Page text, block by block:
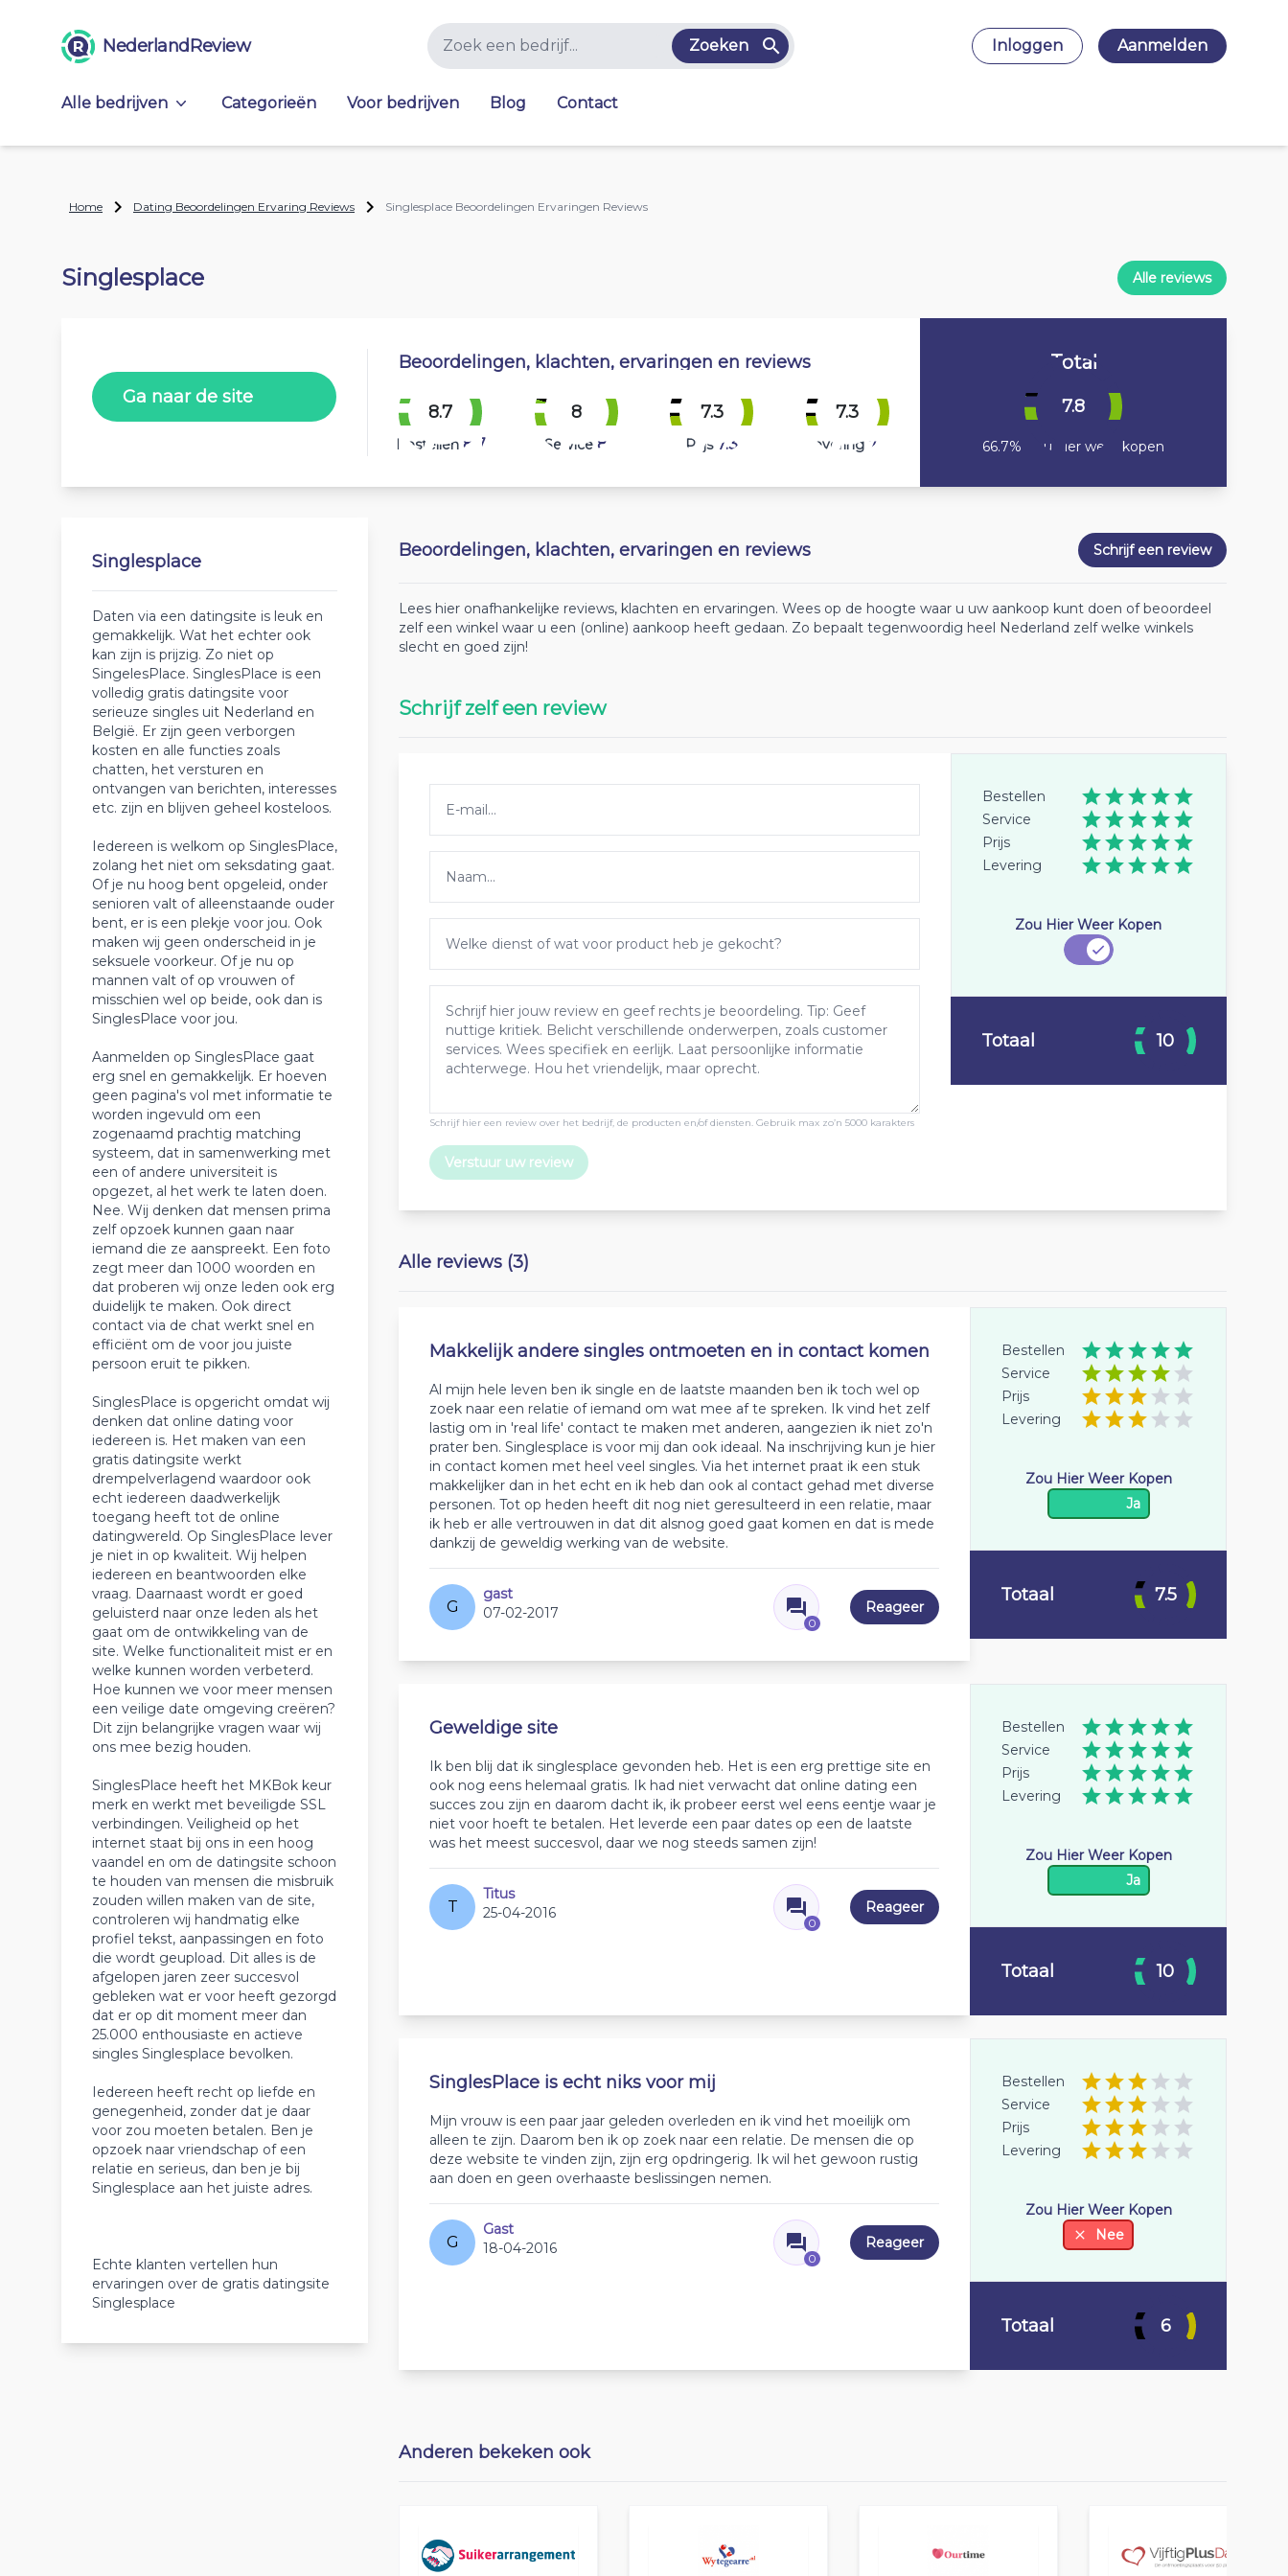
NederlandReview Zoeken Inloggen Aanmelden
Alle bedrijven Categorieën Voor bedrijven Blog Contact
Home Dating Beoordelingen Ervaring Reviews Singlesplace Beoordelingen Ervaringen Reviews
Singlesplace Alle reviews
Ga naar de site
Beoordelingen, klachten, ervaringen en reviews
8.7
Bestellen 8.7
8
Service 8
7.3
Prijs 7.3
7.3
Levering 7.3
Total
7.8
66.7% Zou hier weer kopen
Singlesplace
Daten via een datingsite is leuk en
gemakkelijk. Wat het echter ook
kan zijn is prijzig. Zo niet op
SingelesPlace. SinglesPlace is een
volledig gratis datingsite voor
serieuze singles uit Nederland en
België. Er zijn geen verborgen
kosten en alle functies zoals
chatten, het versturen en
ontvangen van berichten, interesses
etc. zijn en blijven geheel kosteloos.
Iedereen is welkom op SinglesPlace,
zolang het niet om seksdating gaat.
Of je nu hoog bent opgeleid, onder
senioren valt of alleenstaande ouder
bent, er is een plekje voor jou. Ook
maken wij geen onderscheid in je
seksuele voorkeur. Of je nu op
mannen valt of op vrouwen of
misschien wel op beide, ook dan is
SinglesPlace voor jou.
Aanmelden op SinglesPlace gaat
erg snel en gemakkelijk. Er hoeven
geen pagina's vol met informatie te
worden ingevuld om een
zogenaamd prachtig matching
systeem, dat in samenwerking met
een of andere universiteit is
opgezet, al het werk te laten doen.
Nee. Wij denken dat mensen prima
zelf opzoek kunnen gaan naar
iemand die ze aanspreekt. Een foto
zegt meer dan 1000 woorden en
dat proberen wij onze leden ook erg
duidelijk te maken. Ook direct
contact via de chat werkt snel en
efficiënt om de voor jou juiste
persoon eruit te pikken.
SinglesPlace is opgericht omdat wij
denken dat online dating voor
iedereen is. Het maken van een
gratis datingsite werkt
drempelverlagend waardoor ook
echt iedereen daadwerkelijk
toegang heeft tot de online
datingwereld. Op SinglesPlace lever
je niet in op kwaliteit. Wij helpen
iedereen en beantwoorden elke
vraag. Daarnaast wordt er goed
geluisterd naar onze leden als het
gaat om de ontwikkeling van de
site. Welke functionaliteit mist er en
welke kunnen worden verbeterd.
Hoe kunnen we voor meer mensen
een veilige date omgeving creëren?
Dit zijn belangrijke vragen waar wij
ons mee bezig houden.
SinglesPlace heeft het MKBok keur
merk en werkt met beveiligde SSL
verbindingen. Veiligheid op het
internet staat bij ons in een hoog
vaandel en om de datingsite schoon
te houden van mensen die misbruik
zouden willen maken van de site,
controleren wij handmatig elke
profiel tekst, aanpassingen en foto
die wordt geupload. Dit alles is de
afgelopen jaren zeer succesvol
gebleken wat er voor heeft gezorgd
dat er op dit moment meer dan
25.000 enthousiaste en actieve
singles Singlesplace bevolken.
Iedereen heeft recht op liefde en
genegenheid, zonder dat je daar
voor zou moeten betalen. Ben je
opzoek naar vriendschap of een
relatie en serieus, dan ben je bij
Singlesplace aan het juiste adres.
Echte klanten vertellen hun
ervaringen over de gratis datingsite
Singlesplace
Beoordelingen, klachten, ervaringen en reviews Schrijf een review
Lees hier onafhankelijke reviews, klachten en ervaringen. Wees op de hoogte waar u uw aankoop kunt doen of beoordeel
zelf een winkel waar u een (online) aankoop heeft gedaan. Zo bepaalt tegenwoordig heel Nederland zelf welke winkels
slecht en goed zijn!
Schrijf zelf een review
Schrijf hier een review over het bedrijf, de producten en/of diensten. Gebruik max zo’n 5000 karakters
Verstuur uw review
Bestellen
Service
Prijs
Levering
Zou Hier Weer Kopen
Totaal 10
Alle reviews (3)
Makkelijk andere singles ontmoeten en in contact komen
Al mijn hele leven ben ik single en de laatste maanden ben ik toch wel op
zoek naar een relatie of iemand om wat mee af te spreken. Ik vind het zelf
lastig om in 'real life' contact te maken met anderen, aangezien ik niet zo'n
prater ben. Singlesplace is voor mij dan ook ideaal. Na inschrijving kun je hier
in contact komen met heel veel singles. Via het internet praat ik een stuk
makkelijker dan in het echt en ik heb dan ook al contact gehad met diverse
personen. Tot op heden heeft dit nog niet geresulteerd in een relatie, maar
ik heb er alle vertrouwen in dat dit alsnog goed gaat komen en dat is mede
dankzij de geweldig werking van de website.
G
gast
07-02-2017
0
Reageer
Bestellen
Service
Prijs
Levering
Zou Hier Weer Kopen
Ja
Totaal 7.5
Geweldige site
Ik ben blij dat ik singlesplace gevonden heb. Het is een erg prettige site en
ook nog eens helemaal gratis. Ik had niet verwacht dat online dating een
succes zou zijn en daarom dacht ik, ik probeer eerst wel eens eentje waar je
niet voor hoeft te betalen. Het leverde een paar dates op een de laatste
was het meest succesvol, daar we nog steeds samen zijn!
T
Titus
25-04-2016
0
Reageer
Bestellen
Service
Prijs
Levering
Zou Hier Weer Kopen
Ja
Totaal 10
SinglesPlace is echt niks voor mij
Mijn vrouw is een paar jaar geleden overleden en ik vind het moeilijk om
alleen te zijn. Daarom ben ik op zoek naar een relatie. De mensen die op
deze website te vinden zijn, zijn erg opdringerig. Ik wil het gewoon rustig
aan doen en geen overhaaste beslissingen nemen.
G
Gast
18-04-2016
0
Reageer
Bestellen
Service
Prijs
Levering
Zou Hier Weer Kopen
Nee
Totaal 6
Anderen bekeken ook